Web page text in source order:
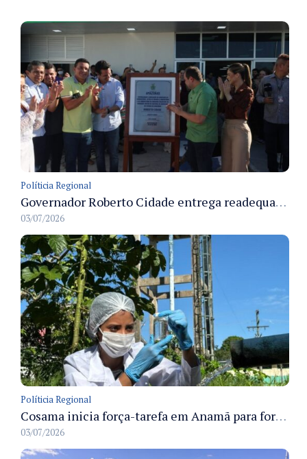
Políticia Regional
Governador Roberto Cidade entrega readequação do ambulatório da FCecon e amplia capacidade de atendimento oncológico em Manaus
03/07/2026
Políticia Regional
Cosama inicia força-tarefa em Anamã para fortalecer abastecimento de água e segurança hídrica da população
03/07/2026